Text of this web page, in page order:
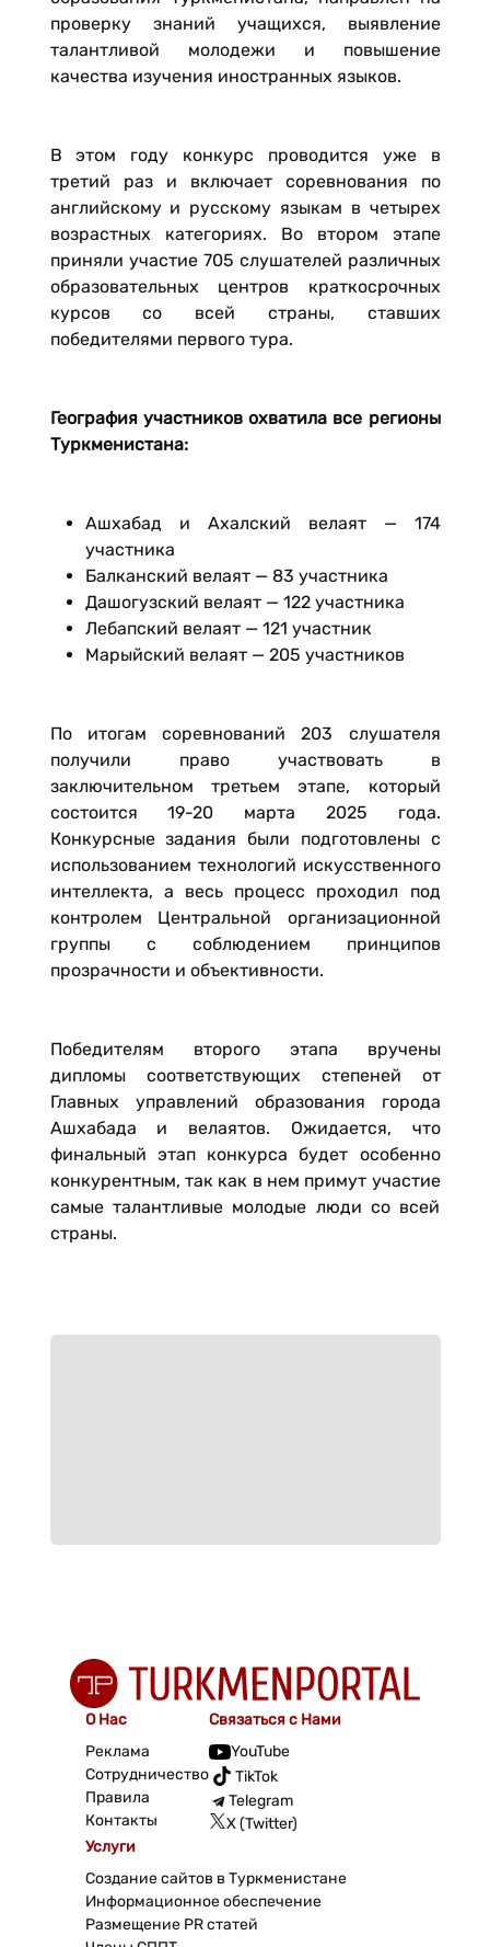
проверку знаний учащихся, выявление
талантливой молодежи и повышение
качества изучения иностранных языков.
В этом году конкурс проводится уже в
третий раз и включает соревнования по
английскому и русскому языкам в четырех
возрастных категориях. Во втором этапе
приняли участие 705 слушателей различных
образовательных центров краткосрочных
курсов со всей страны, ставших
победителями первого тура.
География участников охватила все регионы
Туркменистана:
Ашхабад и Ахалский велаят — 174
участника
Балканский велаят — 83 участника
Дашогузский велаят — 122 участника
Лебапский велаят — 121 участник
Марыйский велаят — 205 участников
По итогам соревнований 203 слушателя
получили право участвовать в
заключительном третьем этапе, который
состоится 19-20 марта 2025 года.
Конкурсные задания были подготовлены с
использованием технологий искусственного
интеллекта, а весь процесс проходил под
контролем Центральной организационной
группы с соблюдением принципов
прозрачности и объективности.
Победителям второго этапа вручены
дипломы соответствующих степеней от
Главных управлений образования города
Ашхабада и велаятов. Ожидается, что
финальный этап конкурса будет особенно
конкурентным, так как в нем примут участие
самые талантливые молодые люди со всей
страны.
О Нас
Реклама
Сотрудничество
Правила
Контакты
Связаться с Нами
YouTube
TikTok
Telegram
X (Twitter)
Услуги
Создание сайтов в Туркменистане
Информационное обеспечение
Размещение PR статей